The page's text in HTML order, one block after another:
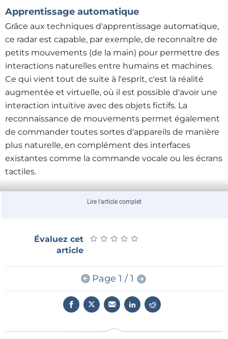
Apprentissage automatique
Grâce aux techniques d'apprentissage automatique,
ce radar est capable, par exemple, de reconnaître de
petits mouvements (de la main) pour permettre des
interactions naturelles entre humains et machines.
Ce qui vient tout de suite à l'esprit, c'est la réalité
augmentée et virtuelle, où il est possible d'avoir une
interaction intuitive avec des objets fictifs. La
reconnaissance de mouvements permet également
de commander toutes sortes d'appareils de manière
plus naturelle, en complément des interfaces
existantes comme la commande vocale ou les écrans
tactiles.
Contrairement aux capteurs de mouvements
n'entraîne aucun risque d'atteinte à la vie privée. Un
radar ne peut pas, pour l'instant, reconnaître des
personnes. En outre, il est extrêmement compact ce
qui permet de l'incorporer de manière invisible dans
presque tous les appareils, notamment les
ordinateurs portables, les smartphones ou les
Lire l'article complet
Évaluez cet
article
★ ★ ★ ★ ★
★ ★ ★ ★ ★
Page 1 / 1